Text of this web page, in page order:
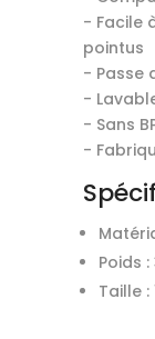
- Facile
pointus
- Passe
-
- Sans
-
Poids
Taille :